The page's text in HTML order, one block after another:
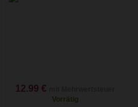
12.99 €
Vorrätig